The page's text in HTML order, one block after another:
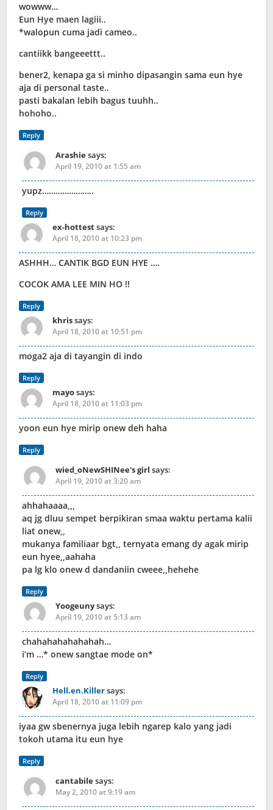
wowww…
Eun Hye maen lagiii..
*walopun cuma jadi cameo..
cantiikk bangeeettt..
bener2, kenapa ga si minho dipasangin sama eun hye
aja di personal taste..
pasti bakalan lebih bagus tuuhh..
hohoho..
Reply
Arashiesays:
April 19, 2010 at 1:55 am
yupz…………………..
Reply
ex-hottestsays:
April 18, 2010 at 10:23 pm
ASHHH… CANTIK BGD EUN HYE ….
COCOK AMA LEE MIN HO !!
Reply
khrissays:
April 18, 2010 at 10:51 pm
moga2 aja di tayangin di indo
Reply
mayosays:
April 18, 2010 at 11:03 pm
yoon eun hye mirip onew deh haha
Reply
wied_oNewSHINee's girl says:
April 19, 2010 at 3:20 am
ahhahaaaa,,,
aq jg dluu sempet berpikiran smaa waktu pertama kalii
liat onew,,
mukanya familiaar bgt,, ternyata emang dy agak mirip
eun hyee,,aahaha
pa lg klo onew d dandaniin cweee,,hehehe
Reply
Yoogeunysays:
April 19, 2010 at 5:13 am
chahahahahahahah…
i’m …* onew sangtae mode on*
Reply
Hell.en.Killersays:
April 18, 2010 at 11:09 pm
iyaa gw sbenernya juga lebih ngarep kalo yang jadi
tokoh utama itu eun hye
Reply
cantabilesays:
May 2, 2010 at 9:19 am